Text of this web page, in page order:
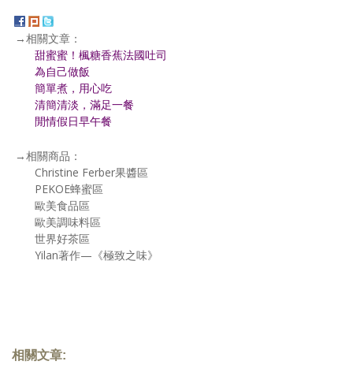
→相關文章：
甜蜜蜜！楓糖香蕉法國吐司
為自己做飯
簡單煮，用心吃
清簡清淡，滿足一餐
閒情假日早午餐
→相關商品：
Christine Ferber果醬區
PEKOE蜂蜜區
歐美食品區
歐美調味料區
世界好茶區
Yilan著作—《極致之味》
相關文章: